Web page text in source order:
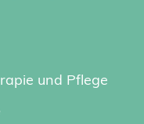
und Pflege